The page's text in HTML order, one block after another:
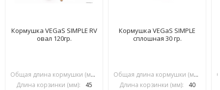
Кормушка VEGaS SIMPLE RV
овал 120гр.
Общая длина кормушки (мм):
Длина корзинки (мм):
45
Кормушка VEGaS SIMPLE
сплошная 30 гр.
Общая длина кормушки (мм):
Длина корзинки (мм):
40